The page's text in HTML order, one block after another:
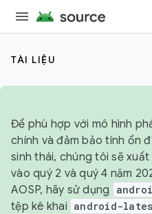
TÀI LIỆU
Để phù hợp với mô hình
chính và đảm bảo tính ổn
sinh thái, chúng tôi sẽ xuất
vào quý 2 và quý 4 năm
AOSP, hãy sử dụng
tệp kê khai android-